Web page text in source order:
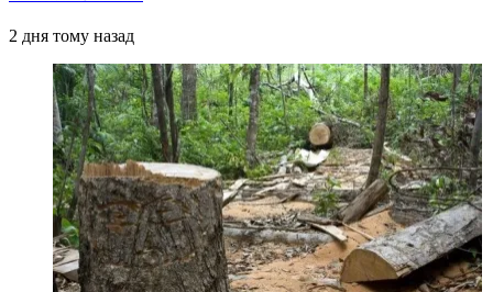
2 дня тому назад